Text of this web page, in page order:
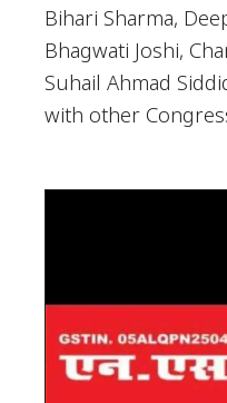
Bihari Sharma,
Bhagwati Joshi,
Suhail Ahmad
with other